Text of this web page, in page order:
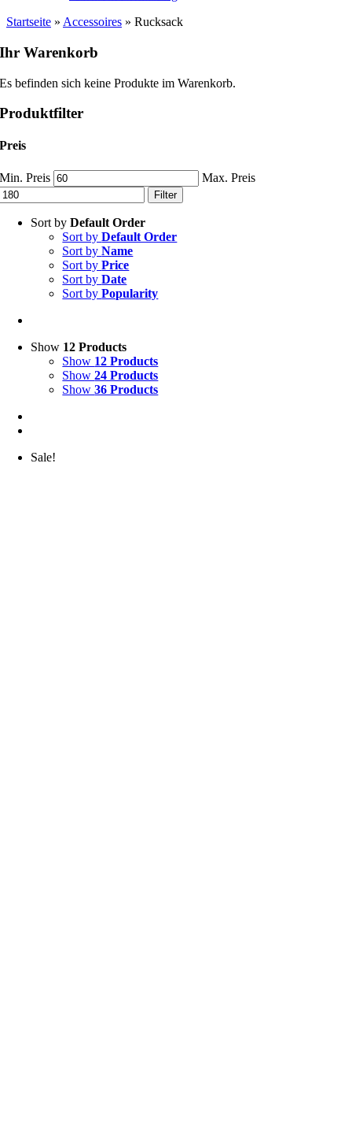
Startseite » Accessoires » Rucksack
Ihr Warenkorb
Es befinden sich keine Produkte im Warenkorb.
Produktfilter
Preis
Min. Preis Max. Preis
Filter
Sort byDefault Order
Sort byDefault Order
Sort byName
Sort byPrice
Sort byDate
Sort byPopularity
Show 12 Products
Show 12 Products
Show24 Products
Show36 Products
Sale!